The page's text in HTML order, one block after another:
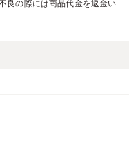
良の際には商品代金を返金い